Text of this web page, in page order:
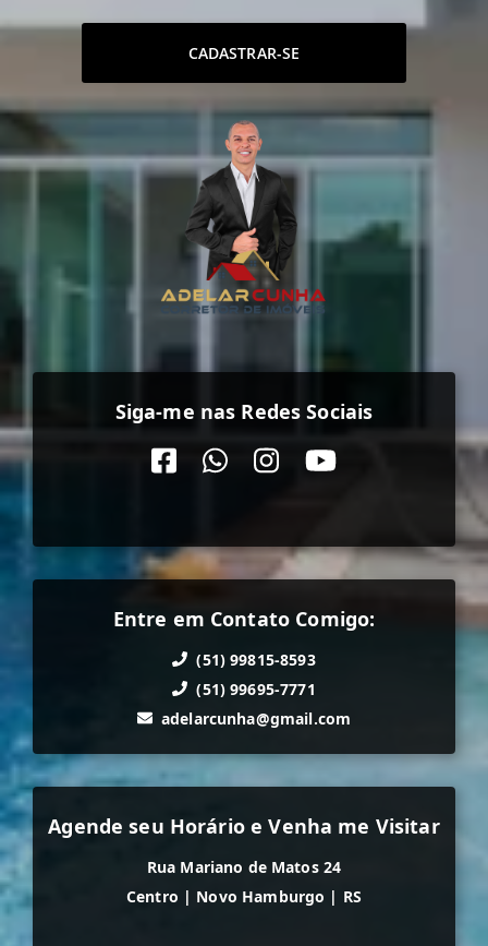
CADASTRAR-SE
Siga-me nas Redes Sociais
Entre em Contato Comigo:
(51) 99815-8593
(51) 99695-7771
adelarcunha@gmail.com
Agende seu Horário e Venha me Visitar
Rua Mariano de Matos 24
Centro | Novo Hamburgo | RS